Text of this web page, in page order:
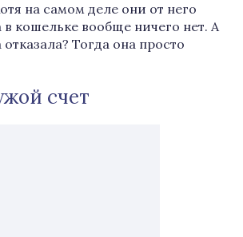
на самом деле они от него
в кошельке вообще ничего нет. А
Тогда она просто
счет